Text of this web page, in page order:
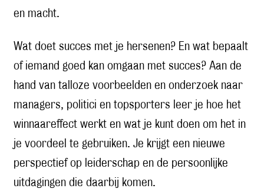
en macht.
Wat doet succes met je hersenen? En wat bepaalt
of iemand goed kan omgaan met succes? Aan de
hand van talloze voorbeelden en onderzoek naar
managers, politici en topsporters leer je hoe het
winnaareffect werkt en wat je kunt doen om het in
je voordeel te gebruiken. Je krijgt een nieuwe
perspectief op leiderschap en de persoonlijke
uitdagingen die daarbij komen.